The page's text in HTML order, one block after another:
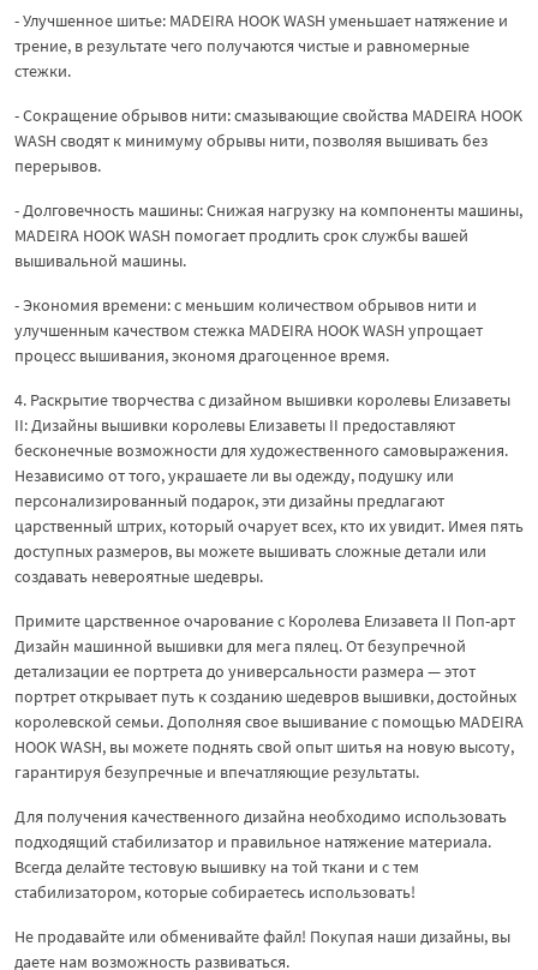
- Улучшенное шитье: MADEIRA HOOK WASH уменьшает натяжение и
трение, в результате чего получаются чистые и равномерные
стежки.
- Сокращение обрывов нити: смазывающие свойства MADEIRA HOOK
WASH сводят к минимуму обрывы нити, позволяя вышивать без
перерывов.
- Долговечность машины: Снижая нагрузку на компоненты машины,
MADEIRA HOOK WASH помогает продлить срок службы вашей
вышивальной машины.
- Экономия времени: с меньшим количеством обрывов нити и
улучшенным качеством стежка MADEIRA HOOK WASH упрощает
процесс вышивания, экономя драгоценное время.
4. Раскрытие творчества с дизайном вышивки королевы Елизаветы
II: Дизайны вышивки королевы Елизаветы II предоставляют
бесконечные возможности для художественного самовыражения.
Независимо от того, украшаете ли вы одежду, подушку или
персонализированный подарок, эти дизайны предлагают
царственный штрих, который очарует всех, кто их увидит. Имея пять
доступных размеров, вы можете вышивать сложные детали или
создавать невероятные шедевры.
Примите царственное очарование с Королева Елизавета II Поп-арт
Дизайн машинной вышивки для мега пялец. От безупречной
детализации ее портрета до универсальности размера — этот
портрет открывает путь к созданию шедевров вышивки, достойных
королевской семьи. Дополняя свое вышивание с помощью MADEIRA
HOOK WASH, вы можете поднять свой опыт шитья на новую высоту,
гарантируя безупречные и впечатляющие результаты.
Для получения качественного дизайна необходимо использовать
подходящий стабилизатор и правильное натяжение материала.
Всегда делайте тестовую вышивку на той ткани и с тем
стабилизатором, которые собираетесь использовать!
Не продавайте или обменивайте файл! Покупая наши дизайны, вы
даете нам возможность развиваться.